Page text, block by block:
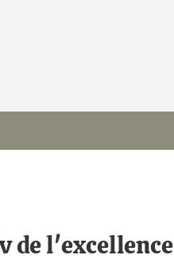
de l'excellence